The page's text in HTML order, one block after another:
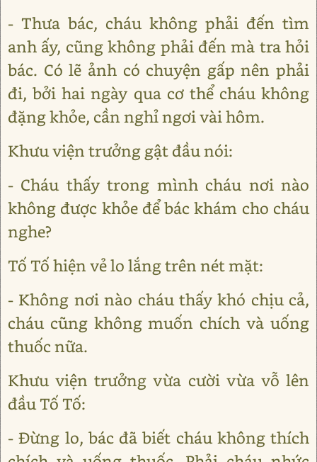
- Thưa bác, cháu không phải đến tìm
anh ấy, cũng không phải đến mà tra hỏi
bác. Có lẽ ảnh có chuyện gấp nên phải
đi, bởi hai ngày qua cơ thể cháu không
đặng khỏe, cần nghỉ ngơi vài hôm.
Khưu viện trưởng gật đầu nói:
- Cháu thấy trong mình cháu nơi nào
không được khỏe để bác khám cho cháu
nghe?
Tố Tố hiện vẻ lo lắng trên nét mặt:
- Không nơi nào cháu thấy khó chịu cả,
cháu cũng không muốn chích và uống
thuốc nữa.
Khưu viện trưởng vừa cười vừa vỗ lên
đầu Tố Tố:
- Đừng lo, bác đã biết cháu không thích